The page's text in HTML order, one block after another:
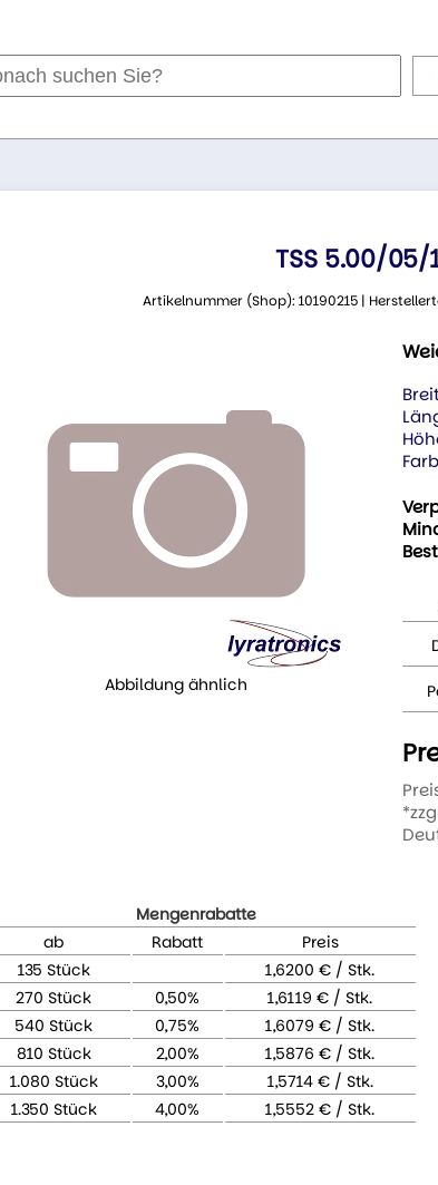
TSS 5.00/05/
Artikelnummer (Shop): 10190215 |
Abbildung ähnlich
Mengenrabatte
ab
Rabatt
Preis
135 Stück
1,6200 € / Stk.
270 Stück
0,50%
1,6119 € / Stk.
540 Stück
0,75%
1,6079 € / Stk.
810 Stück
2,00%
1,5876 € / Stk.
1.080 Stück
3,00%
1,5714 € / Stk.
1.350 Stück
4,00% 1,5552 € / Stk.